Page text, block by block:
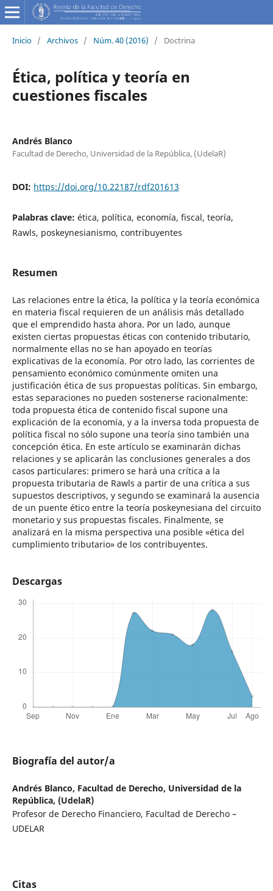
Inicio / Archivos / Núm. 40 (2016) / Doctrina
Ética, política y teoría en
cuestiones fiscales
Andrés Blanco
Facultad de Derecho, Universidad de la República, (UdelaR)
DOI: https://doi.org/10.22187/rdf201613
Palabras clave: ética, política, economía, fiscal, teoría,
Rawls, poskeynesianismo, contribuyentes
Resumen
Las relaciones entre la ética, la política y la teoría económica
en materia fiscal requieren de un análisis más detallado
que el emprendido hasta ahora. Por un lado, aunque
existen ciertas propuestas éticas con contenido tributario,
normalmente ellas no se han apoyado en teorías
explicativas de la economía. Por otro lado, las corrientes de
pensamiento económico comúnmente omiten una
justificación ética de sus propuestas políticas. Sin embargo,
estas separaciones no pueden sostenerse racionalmente:
toda propuesta ética de contenido fiscal supone una
explicación de la economía, y a la inversa toda propuesta de
política fiscal no sólo supone una teoría sino también una
concepción ética. En este artículo se examinarán dichas
relaciones y se aplicarán las conclusiones generales a dos
casos particulares: primero se hará una crítica a la
propuesta tributaria de Rawls a partir de una crítica a sus
supuestos descriptivos, y segundo se examinará la ausencia
de un puente ético entre la teoría poskeynesiana del circuito
monetario y sus propuestas fiscales. Finalmente, se
analizará en la misma perspectiva una posible «ética del
cumplimiento tributario» de los contribuyentes.
Descargas
Biografía del autor/a
Andrés Blanco, Facultad de Derecho, Universidad de la
República, (UdelaR)
Profesor de Derecho Financiero, Facultad de Derecho –
UDELAR
Citas